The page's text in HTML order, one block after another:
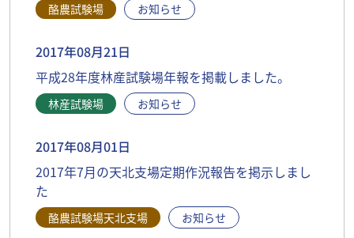
酪農試験場 お知らせ
2017年08月21日
平成28年度林産試験場年報を掲載しました。
林産試験場 お知らせ
2017年08月01日
2017年7月の天北支場定期作況報告を掲示しまし
た
酪農試験場天北支場 お知らせ